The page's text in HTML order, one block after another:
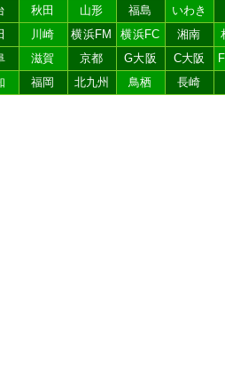
秋田 山形 福島
いわき
川崎 横浜FM 横浜FC 湘南
滋賀 京都 G大阪 C大阪
福岡 北九州 鳥栖 長崎